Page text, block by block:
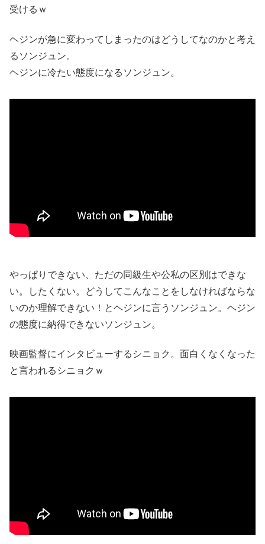
受けるｗ
ヘジンが急に変わってしまったのはどうしてなのかと考え
るソンジュン。
ヘジンに冷たい態度になるソンジュン。
やっぱりできない、ただの同級生や公私の区別はできな
い。したくない。どうしてこんなことをしなければならな
いのか理解できない！とヘジンに言うソンジュン。ヘジン
の態度に納得できないソンジュン。
映画監督にインタビューするシニョク。面白くなくなった
と言われるシニョクｗ